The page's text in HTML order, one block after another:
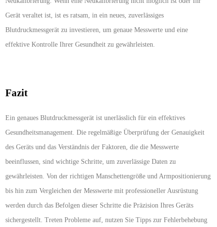
Gerät veraltet ist, ist es ratsam, in ein neues, zuverlässiges
Blutdruckmessgerät zu investieren, um genaue Messwerte und eine
effektive Kontrolle Ihrer Gesundheit zu gewährleisten.
Fazit
Ein genaues Blutdruckmessgerät ist unerlässlich für ein effektives
Gesundheitsmanagement. Die regelmäßige Überprüfung der Genauigkeit
des Geräts und das Verständnis der Faktoren, die die Messwerte
beeinflussen, sind wichtige Schritte, um zuverlässige Daten zu
gewährleisten. Von der richtigen Manschettengröße und Armpositionierung
bis hin zum Vergleichen der Messwerte mit professioneller Ausrüstung
werden durch das Befolgen dieser Schritte die Präzision Ihres Geräts
sichergestellt. Treten Probleme auf, nutzen Sie Tipps zur Fehlerbehebung